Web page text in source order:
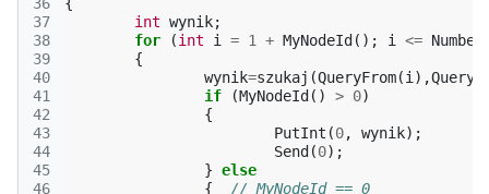
37
38
39
40
41
42
43
44
45
46
int wynik;
for
(int i = 1 + MyNodeId (); i <=
{
wynik=szukaj (QueryFrom(i ),
if
(MyNodeId () > 0)
{
PutInt (0, wynik);
Send (0);
} else
{
// MyNodeId == 0